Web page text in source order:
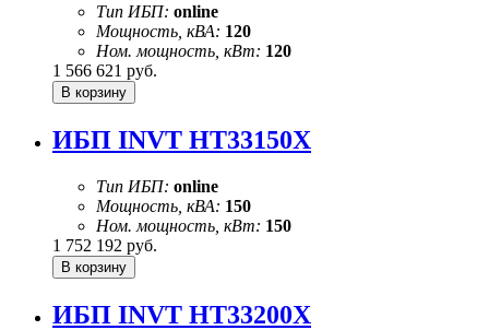
Тип ИБП: online
Мощность, кВА: 120
Ном. мощность, кВт: 120
1 566 621 руб.
ИБП INVT HT33150X
Тип ИБП: online
Мощность, кВА: 150
Ном. мощность, кВт: 150
1 752 192 руб.
ИБП INVT HT33200X